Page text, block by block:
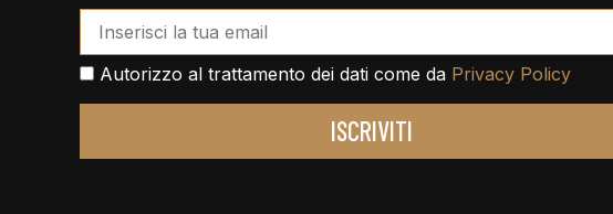
Email Address*
Autorizzo al trattamento dei dati come da Privacy Policy